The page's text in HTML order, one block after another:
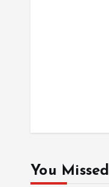
You Missed